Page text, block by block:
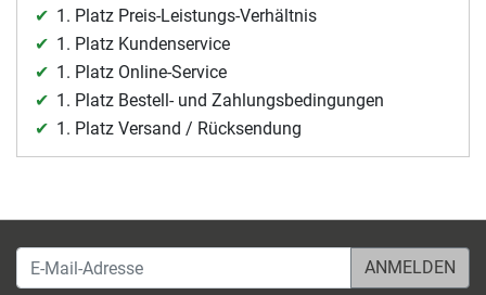
1. Platz Preis-Leistungs-Verhältnis
1. Platz Kundenservice
1. Platz Online-Service
1. Platz Bestell- und Zahlungsbedingungen
1. Platz Versand / Rücksendung
E-Mail-Adresse